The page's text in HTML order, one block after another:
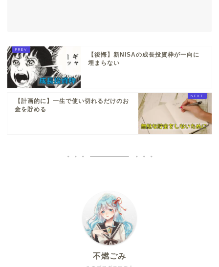
【後悔】新NISAの成長投資枠が一向に
埋まらない
【計画的に】一生で使い切れるだけのお
金を貯める
不燃ごみ